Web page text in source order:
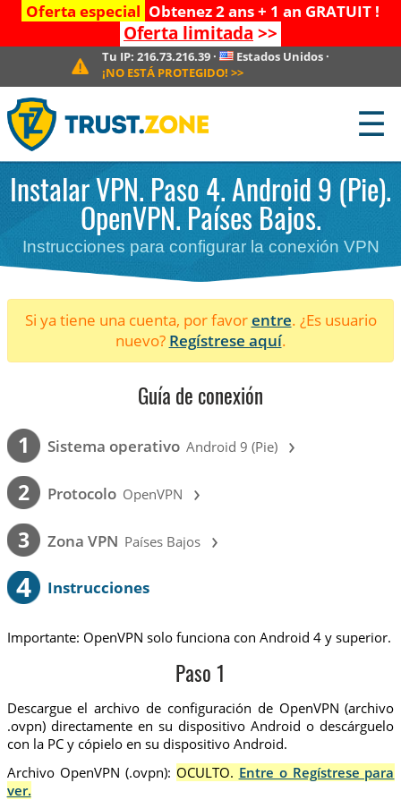
Oferta especial Obtenez 2 ans + 1 an GRATUIT !
Oferta limitada >>
Tu IP:216.73.216.39 · Estados Unidos·
¡NO ESTÁ PROTEGIDO! >>
☰
Instalar VPN. Paso 4. Android 9 (Pie).
OpenVPN. Países Bajos.
Instrucciones para configurar la conexión VPN
Si ya tiene una cuenta, por favorentre. ¿Es usuario
nuevo? Regístrese aquí.
Guía de conexión
1 Sistema operativo Android 9 (Pie) ›
2 Protocolo OpenVPN ›
3 Zona VPN Países Bajos ›
4 Instrucciones
Importante: OpenVPN solo funciona con Android 4 y superior.
Paso 1
Descargue el archivo de configuración de OpenVPN (archivo
.ovpn) directamente en su dispositivo Android o descárguelo
con la PC y cópielo en su dispositivo Android.
Archivo OpenVPN (.ovpn): OCULTO. Entre o Regístrese para
ver.